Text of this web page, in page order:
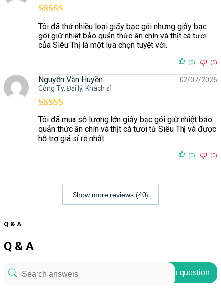
Được xếp
hạng55 sao
Tôi đã thử nhiều loại giấy bạc gói nhưng giấy bạc
gói giữ nhiệt bảo quản thức ăn chín và thịt cá tươi
của Siêu Thị là một lựa chọn tuyệt vời.
(0) (0)
Nguyễn Văn Huyền
Công Ty, Đại lý, Khách sỉ
02/07/2026
Được xếp
hạng55 sao
Tôi đã mua số lượng lớn giấy bạc gói giữ nhiệt bảo
quản thức ăn chín và thịt cá tươi từ Siêu Thị và được
hỗ trợ giá sỉ rẻ nhất.
(0) (0)
Show more reviews (40)
Q & A
Q & A
Ask a question